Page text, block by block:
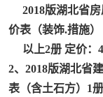
2018版湖北省房
价表（装饰.措施）
以上2册 定价：
2、2018版湖北省
表（含土石方）1
冶金工业建设工
电子工程概预
内河航运工程